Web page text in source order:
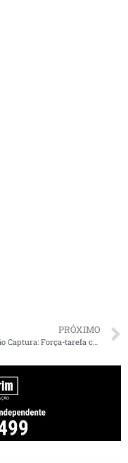
PRÓXIMO
Operação Captura: Força-tarefa cumpre mandados de prisão em São Luís